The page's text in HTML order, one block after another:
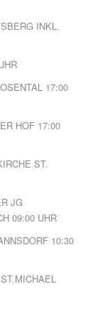
INKL.
17:00
HOF 17:00
ST.
JG
09:00 UHR
10:30